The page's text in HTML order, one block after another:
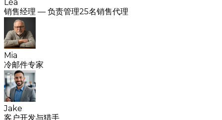
Léa
销售经理 — 负责管理25名销售代理
Mia
冷邮件专家
Jake
客户开发与猎手